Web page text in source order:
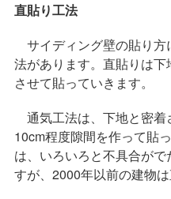
直貼り工法
サイディング壁の貼り方
法があります。直貼りは
させて貼っていきます。
通気工法は、下地と密着
10cm程度隙間を作って貼
は、いろいろと不具合が
すが、2000年以前の建物は